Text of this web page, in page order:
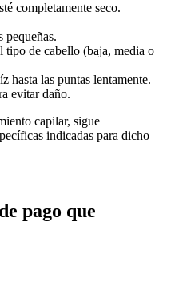
completamente seco.
pequeñas.
tipo de cabello (baja, media o
hasta las puntas lentamente.
evitar daño.
capilar, sigue
indicadas para dicho
pago que